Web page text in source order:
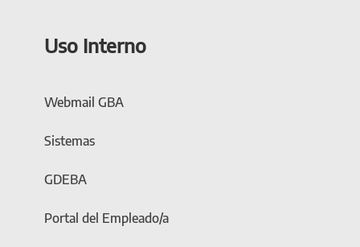
Uso Interno
Webmail GBA
Sistemas
GDEBA
Portal del Empleado/a